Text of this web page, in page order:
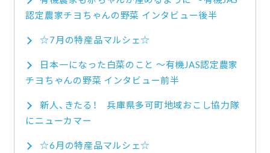
認定農家チヨちゃんの野菜 インタビュー後半
☆7月の特産品マルシェ☆
日本一になった白菜のこと ～有機JAS認定農家
チヨちゃんの野菜 インタビュー前半
新人、きたる！ 兵庫県多可町地域おこし協力隊
にニューカマー
☆6月の特産品マルシェ☆